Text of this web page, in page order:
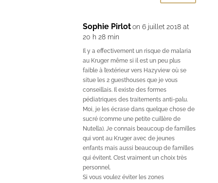
Sophie Pirlot on 6 juillet 2018 at
20 h 28 min
Il y a effectivement un risque de malaria
au Kruger même si il est un peu plus
faible à l’extérieur vers Hazyview où se
situe les 2 guesthouses que je vous
conseillais. Il existe des formes
pédiatriques des traitements anti-palu.
Moi, je les écrase dans quelque chose de
sucré (comme une petite cuillère de
Nutella). Je connais beaucoup de familles
qui vont au Kruger avec de jeunes
enfants mais aussi beaucoup de familles
qui évitent. C’est vraiment un choix très
personnel.
Si vous voulez éviter les zones